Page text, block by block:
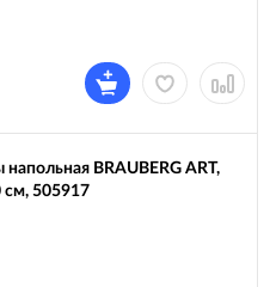
BRAUBERG ART,
см, 505917